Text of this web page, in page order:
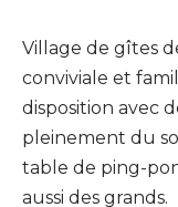
Village de gîtes
conviviale et
disposition avec
pleinement du
table de ping-
aussi des grands.